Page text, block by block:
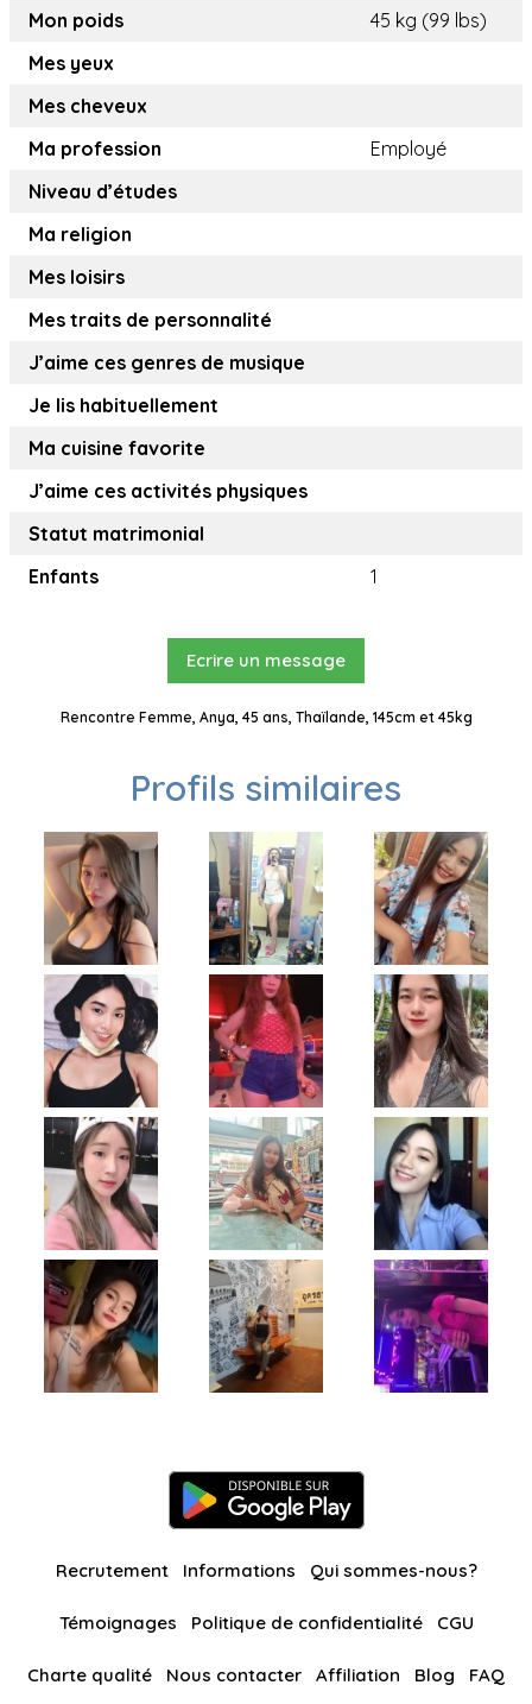
Mon poids
45 kg (99 lbs)
Mes yeux
Mes cheveux
Ma profession
Employé
Niveau d’études
Ma religion
Mes loisirs
Mes traits de personnalité
J’aime ces genres de musique
Je lis habituellement
Ma cuisine favorite
J’aime ces activités physiques
Statut matrimonial
Enfants
1
Ecrire un message
Rencontre Femme, Anya, 45 ans, Thaïlande, 145cm et 45kg
Profils similaires
Recrutement Informations Qui sommes-nous?
Témoignages Politique de confidentialité CGU
Charte qualité Nous contacter Affiliation Blog FAQ